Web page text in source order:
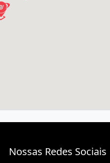
Nossas Redes Sociais